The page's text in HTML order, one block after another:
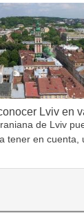
Lviv en
de Lviv
tener en cuenta,